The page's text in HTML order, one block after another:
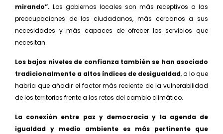
mirando”. Los gobiernos locales son más receptivos a las
preocupaciones de los ciudadanos, más cerca­nos a sus
necesidades y más capaces de ofrecer los servicios que
necesitan.
Los bajos niveles de confianza también se han aso­ciado
tradicionalmente a altos índices de desigual­dad, a lo que
habría que añadir el factor más reciente de la vulnerabilidad
de los territorios frente a los retos del cambio climático.
La conexión entre paz y democracia y la agenda de
igualdad y medio ambiente es más pertinente que